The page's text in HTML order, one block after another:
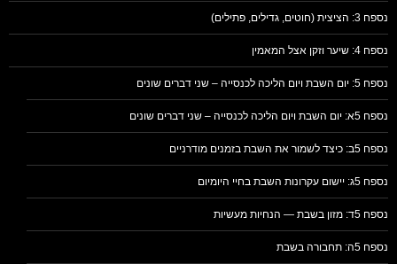
נספח 3: הציצית (חוטים, גדילים, פתילים)
נספח 4: שיער וזקן אצל המאמין
נספח 5: יום השבת ויום הליכה לכנסייה – שני דברים שונים
נספח 5א: יום השבת ויום הליכה לכנסייה – שני דברים שונים
נספח 5ב: כיצד לשמור את השבת בזמנים מודרניים
נספח 5ג: יישום עקרונות השבת בחיי היומיום
נספח 5ד: מזון בשבת — הנחיות מעשיות
נספח 5ה: תחבורה בשבת